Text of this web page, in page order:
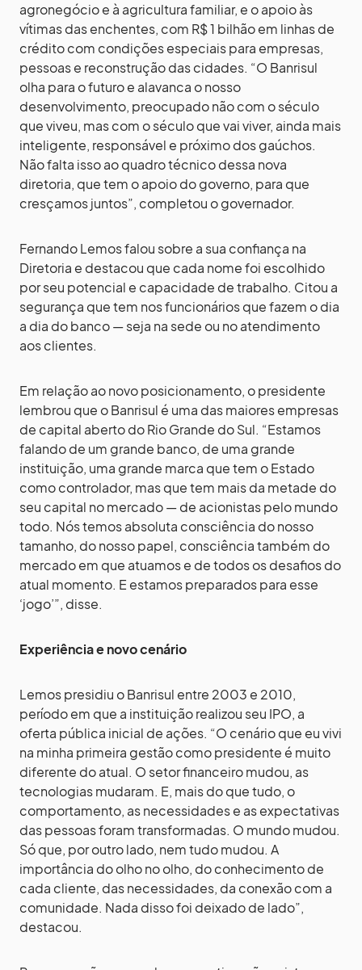
agronegócio e à agricultura familiar, e o apoio às
vítimas das enchentes, com R$ 1 bilhão em linhas de
crédito com condições especiais para empresas,
pessoas e reconstrução das cidades. “O Banrisul
olha para o futuro e alavanca o nosso
desenvolvimento, preocupado não com o século
que viveu, mas com o século que vai viver, ainda mais
inteligente, responsável e próximo dos gaúchos.
Não falta isso ao quadro técnico dessa nova
diretoria, que tem o apoio do governo, para que
cresçamos juntos”, completou o governador.
Fernando Lemos falou sobre a sua confiança na
Diretoria e destacou que cada nome foi escolhido
por seu potencial e capacidade de trabalho. Citou a
segurança que tem nos funcionários que fazem o dia
a dia do banco — seja na sede ou no atendimento
aos clientes.
Em relação ao novo posicionamento, o presidente
lembrou que o Banrisul é uma das maiores empresas
de capital aberto do Rio Grande do Sul. “Estamos
falando de um grande banco, de uma grande
instituição, uma grande marca que tem o Estado
como controlador, mas que tem mais da metade do
seu capital no mercado — de acionistas pelo mundo
todo. Nós temos absoluta consciência do nosso
tamanho, do nosso papel, consciência também do
mercado em que atuamos e de todos os desafios do
atual momento. E estamos preparados para esse
‘jogo’”, disse.
Experiência e novo cenário
Lemos presidiu o Banrisul entre 2003 e 2010,
período em que a instituição realizou seu IPO, a
oferta pública inicial de ações. “O cenário que eu vivi
na minha primeira gestão como presidente é muito
diferente do atual. O setor financeiro mudou, as
tecnologias mudaram. E, mais do que tudo, o
comportamento, as necessidades e as expectativas
das pessoas foram transformadas. O mundo mudou.
Só que, por outro lado, nem tudo mudou. A
importância do olho no olho, do conhecimento de
cada cliente, das necessidades, da conexão com a
comunidade. Nada disso foi deixado de lado”,
destacou.